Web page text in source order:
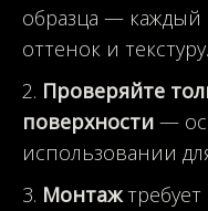
образца — каждый
оттенок и текстуру.
Проверяйте
поверхности —
использовании
Монтажтребует